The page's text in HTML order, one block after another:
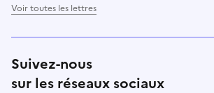
Voir toutes les lettres
Suivez-nous
sur les réseaux sociaux